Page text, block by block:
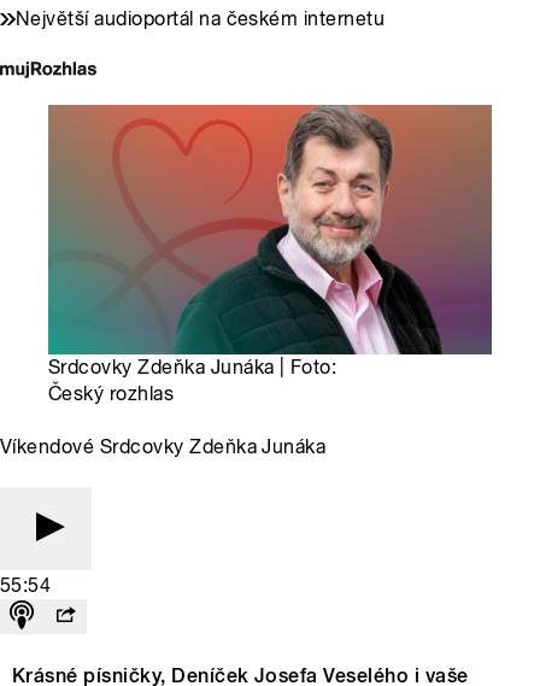
Největší audioportál na českém internetu
Srdcovky Zdeňka Junáka | Foto:
Český rozhlas
Víkendové Srdcovky Zdeňka Junáka
55:54
Krásné písničky, Deníček Josefa Veselého i vaše